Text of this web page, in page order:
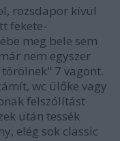
rozsdapor kívül
fekete-
meg bele sem
nem egyszer
7 vagont.
wc ülőke vagy
felszólítást
után tessék
elég sok classic